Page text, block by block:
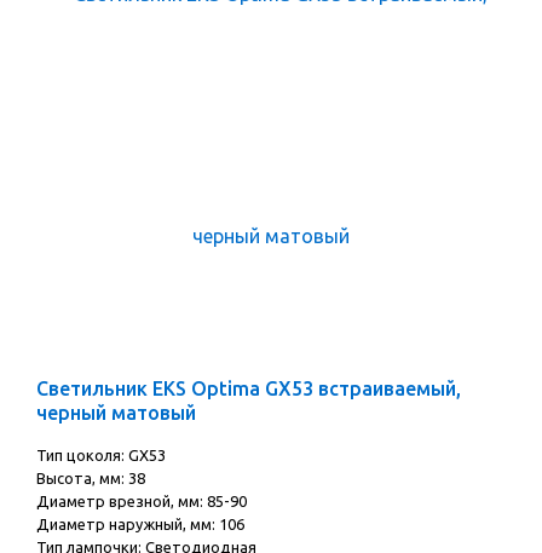
Светильник EKS Optima GX53 встраиваемый,
черный матовый
Тип цоколя: GX53
Высота, мм: 38
Диаметр врезной, мм: 85-90
Диаметр наружный, мм: 106
Тип лампочки: Светодиодная